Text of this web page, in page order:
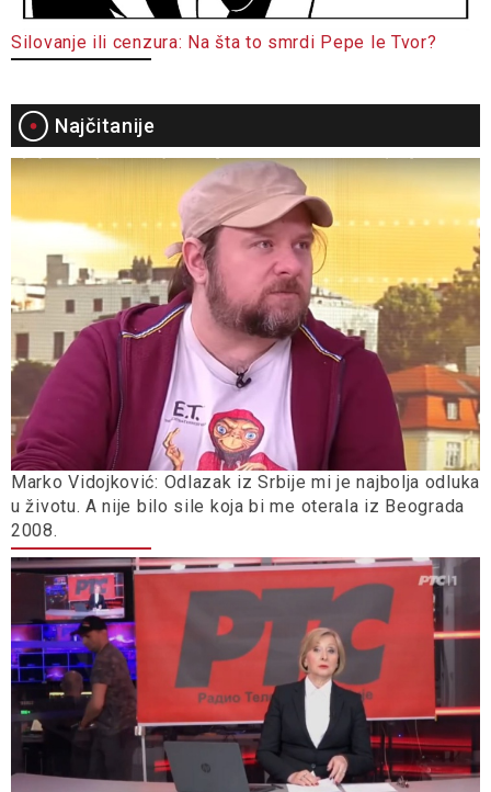
Silovanje ili cenzura: Na šta to smrdi Pepe le Tvor?
Najčitanije
Marko Vidojković: Odlazak iz Srbije mi je najbolja odluka
u životu. A nije bilo sile koja bi me oterala iz Beograda
2008.